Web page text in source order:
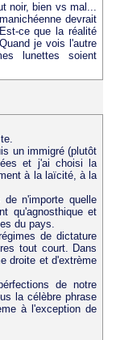
noir, bien vs mal...
devrait
ce que la réalité
je vois l'autre
lunettes soient
un immigré (plutôt
et j'ai choisi la
à la laïcité, à la
n'importe quelle
qu'agnosthique et
du pays.
de dictature
tout court. Dans
droite et d'extrème
de notre
la célèbre phrase
à l'exception de